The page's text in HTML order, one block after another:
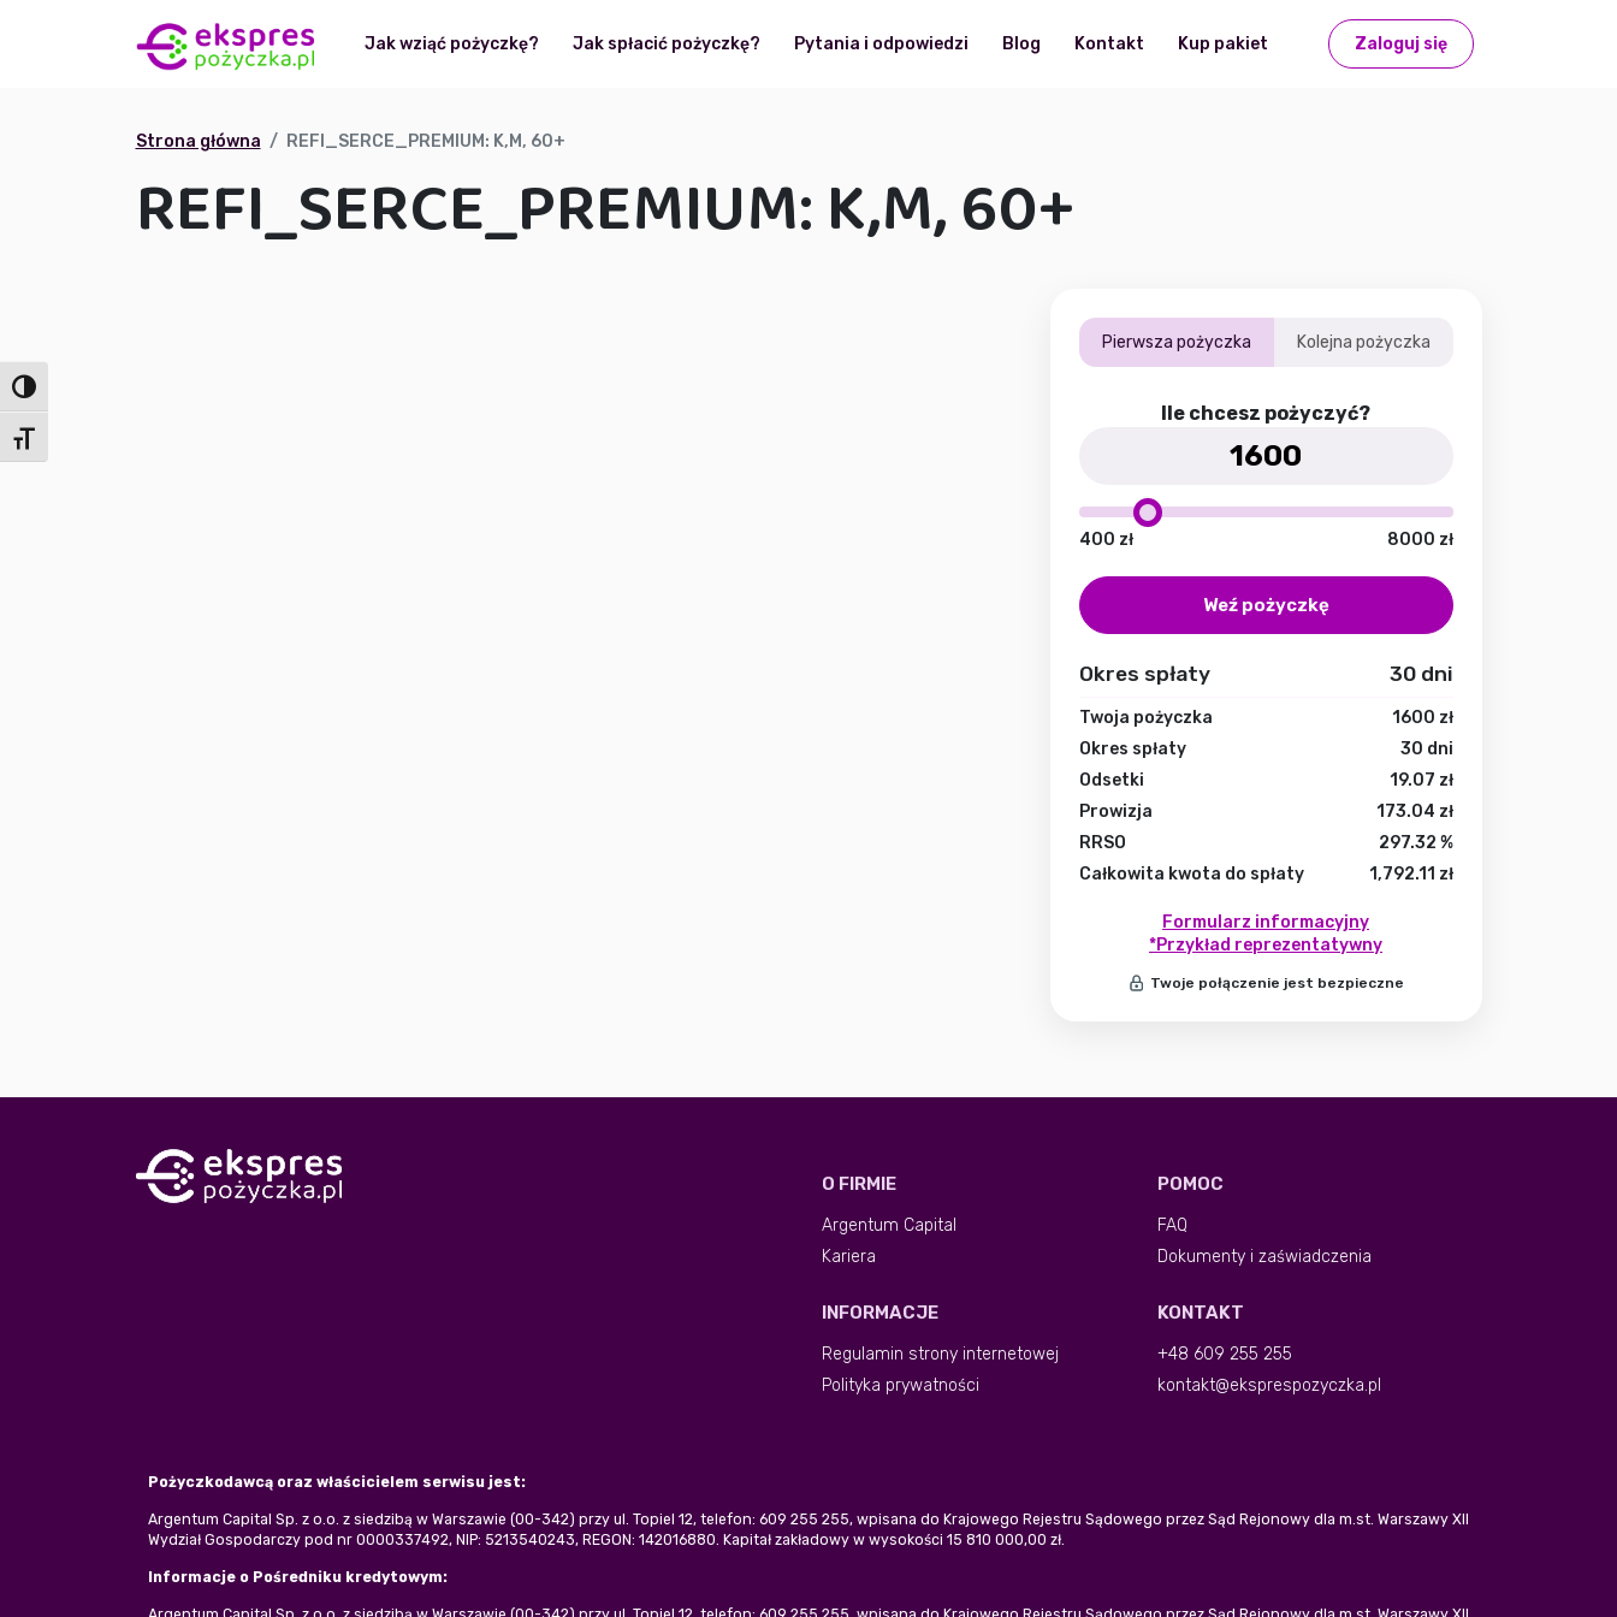
Jak wziąć pożyczkę? Jak spłacić pożyczkę? Pytania i odpowiedzi Blog Kontakt Kup pakiet Zaloguj się
Toggle High Contrast
Toggle Font size
Strona główna REFI_SERCE_PREMIUM: K,M, 60+
REFI_SERCE_PREMIUM: K,M, 60+
Pierwsza pożyczka Kolejna pożyczka
Ile chcesz pożyczyć?
400 zł 8000 zł
Weź pożyczkę
Okres spłaty 30dni
Twoja pożyczka 1600 zł
Okres spłaty
30 dni
Odsetki
19.07 zł
Prowizja
173.04 zł
RRSO
297.32 %
Całkowita kwota do spłaty
1,792.11 zł
Formularz informacyjny
*Przykład reprezentatywny
Twoje połączenie jest bezpieczne
O FIRMIE
Argentum Capital
Kariera
POMOC
FAQ
Dokumenty i zaświadczenia
INFORMACJE
Regulamin strony internetowej
Polityka prywatności
KONTAKT
+48 609 255 255
kontakt@eksprespozyczka.pl
Pożyczkodawcą oraz właścicielem serwisu jest:
Argentum Capital Sp. z o.o. z siedzibą w Warszawie (00-342) przy ul. Topiel 12, telefon: 609 255 255, wpisana do Krajowego Rejestru Sądowego przez Sąd Rejonowy dla m.st. Warszawy XII
Wydział Gospodarczy pod nr 0000337492, NIP: 5213540243, REGON: 142016880. Kapitał zakładowy w wysokości 15 810 000,00 zł.
Informacje o Pośredniku kredytowym: